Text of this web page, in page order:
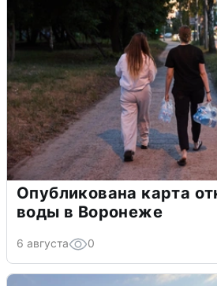
Опубликована карта
воды в Воронеже
6 августа 0